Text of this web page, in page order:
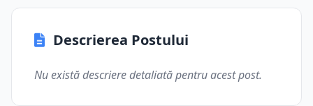
Descrierea Postului
Nu există descriere detaliată pentru acest post.